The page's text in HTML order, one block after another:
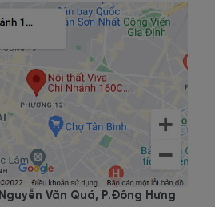
Văn Quá, P.Đông Hưng